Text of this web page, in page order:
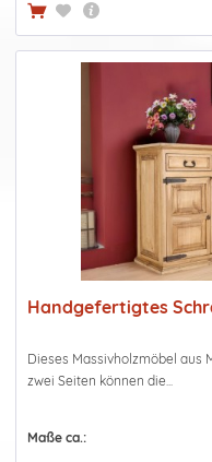
Handgefertigtes
Dieses Massivholzmöbel aus
zwei Seiten können die...
Maße ca.: